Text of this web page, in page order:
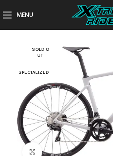
MENU
SOLD O
UT
SPECIALIZED
Click to enlarge